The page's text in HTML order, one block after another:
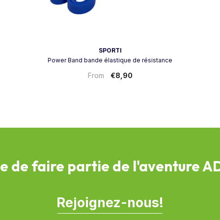
SPORTI
Power Band bande élastique de résistance
From €8,90
de faire partie de l'aventure
Rejoignez-nous!